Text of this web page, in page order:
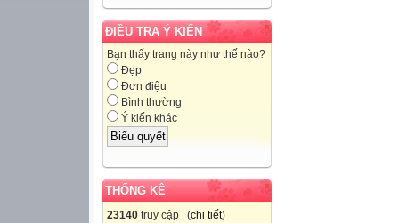
ĐIỀU TRA Ý KIẾN
Bạn thấy trang này như thế nào?
Đẹp
Đơn điệu
Bình thường
Ý kiến khác
THỐNG KÊ
23140 truy cập (chi tiết)